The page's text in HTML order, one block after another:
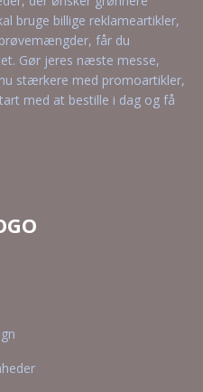
bruge billige reklameartikler,
får du
Gør jeres næste messe,
stærkere med promoartikler,
med at bestille i dag og få